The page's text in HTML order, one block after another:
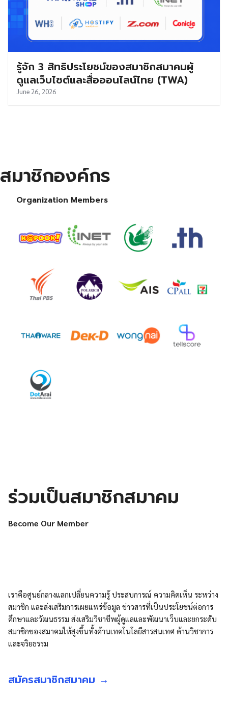
รู้จัก 3 สิทธิประโยชน์ของสมาชิกสมาคมผู้
ดูแลเว็บไซต์และสื่อออนไลน์ไทย (TWA)
June 26, 2026
สมาชิกองค์กร
Organization Members
ร่วมเป็นสมาชิกสมาคม
Become Our Member
เราคือศูนย์กลางแลกเปลี่ยนความรู้ ประสบการณ์ ความคิดเห็น ระหว่าง
สมาชิก และส่งเสริมการเผยแพร่ข้อมูล ข่าวสารที่เป็นประโยชน์ต่อการ
ศึกษาและวัฒนธรรม ส่งเสริมวิชาชีพผู้ดูแลและพัฒนาเว็บและยกระดับ
สมาชิกของสมาคมให้สูงขึ้นทั้งด้านเทคโนโลยีสารสนเทศ ด้านวิชาการ
และจริยธรรม
สมัครสมาชิกสมาคม →